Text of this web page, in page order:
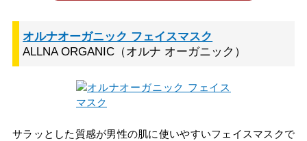
オルナオーガニック フェイスマスク
ALLNA ORGANIC（オルナ オーガニック）
サラッとした質感が男性の肌に使いやすいフェイスマスクで